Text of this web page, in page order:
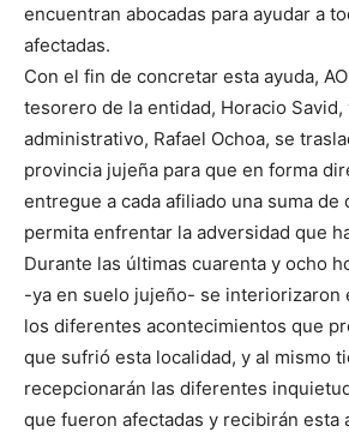
encuentran abocadas para ayudar a
afectadas.
Con el fin de concretar esta ayuda,
tesorero de la entidad, Horacio
administrativo, Rafael Ochoa, se
provincia jujeña para que en forma
entregue a cada afiliado una suma de
permita enfrentar la adversidad que
Durante las últimas cuarenta y ocho
-ya en suelo jujeño- se interiorizaron
los diferentes acontecimientos que
que sufrió esta localidad, y al mismo
recepcionarán las diferentes
que fueron afectadas y recibirán esta